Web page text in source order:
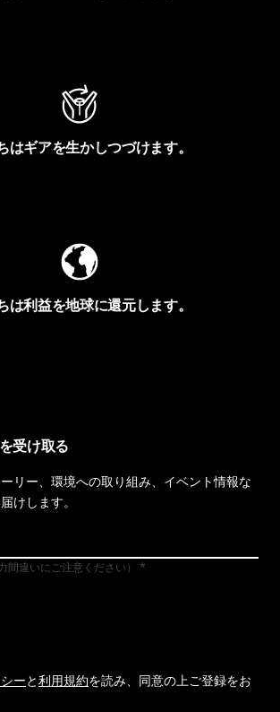
はギアを生かしつづけます。
は利益を地球に還元します。
受け取る
リー、環境への取り組み、イベント情報な
けします。
間違いにご注意ください）
ーと利用規約を読み、同意の上ご登録をお